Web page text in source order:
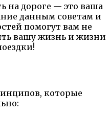
на дороге — это ваша
данным советам и
помогут вам не
вашу жизнь и жизни
которые